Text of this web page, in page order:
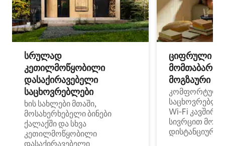
სრულად
კეთილმოწყობილი
დასაქირავებელი
საცხოვრებლები
ხის სახლები მთაში,
მოსახერხებელი ბინები
ქალაქში და სხვა
კეთილმოწყობილი
დასაქირავებელი
ციფრული
მოგზაური
კომფორტული
Wi‑Fi
სივრცით
დისტანციური